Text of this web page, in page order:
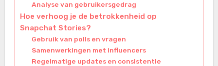
Analyse van gebruikersgedrag
Hoe verhoog je de betrokkenheid op
Snapchat Stories?
Gebruik van polls en vragen
Samenwerkingen met influencers
Regelmatige updates en consistentie